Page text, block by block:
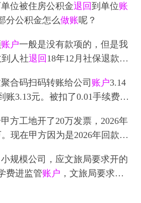
汇入我公司账户，问这比退款
位被住房公积金退回到单位账
分公积金怎么做账呢？
账户一般是没有款项的，但是我
人社退回 18年12月社保退款，
交的，那预算会计需要做吗？
社保，那预算会计怎么做呢？
合码扫码转账给公司 账户3.14
账3.13元。被扣了0.01手续费，
司账户转给支付宝3.14审核通过
3.14。请问这种需要怎么做账
方工地开了20万发票，2026年
现在甲方因为是2026年回款，
以个人名义付给我们，我们用
操作合理，是让甲方个人直接
规模公司，应文旅局要求开的
费进监管账户 ，文旅局要求企